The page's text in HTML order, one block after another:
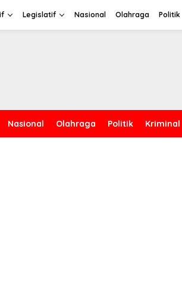
Legislatif Nasional Olahraga Politik
Nasional Olahraga Politik Kriminal